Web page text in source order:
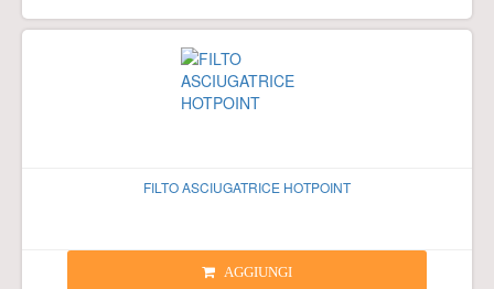
FILTO ASCIUGATRICE HOTPOINT
AGGIUNGI